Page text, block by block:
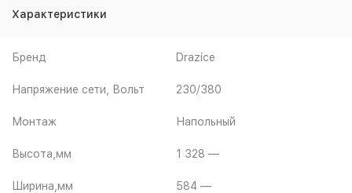
Характеристики
Бренд Drazice
Напряжение сети, Вольт 230/380
Монтаж Напольный
Высота,мм 1 328 —
Ширина,мм 584 —